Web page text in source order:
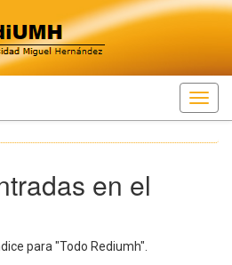
en el
para "Todo Rediumh".